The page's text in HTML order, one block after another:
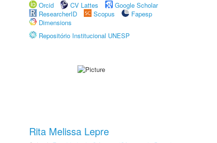
Orcid
CV Lattes
Google Scholar
ResearcherID
Scopus
Fapesp
Dimensions
Repositório Institucional UNESP
Rita Melissa Lepre